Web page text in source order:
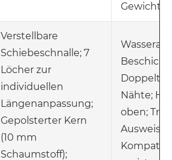
Gewicht:
Verstellbare
Schiebeschnalle; 7
Löcher zur
individuellen
Längenanpassung;
Gepolsterter Kern
(10 mm
Schaumstoff);
Doppelt
Nähte;
oben;